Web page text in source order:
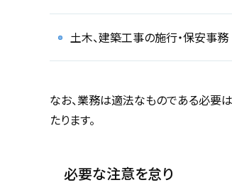
土木、建築工事の施行・保安事
なお、業務は適法なものである必要
たります。
必要な注意を怠り